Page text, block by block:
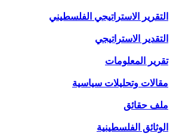
التقرير الاستراتيجي الفلسطيني
التقدير الاستراتيجي
تقرير المعلومات
مقالات وتحليلات سياسية
ملف حقائق
الوثائق الفلسطينية